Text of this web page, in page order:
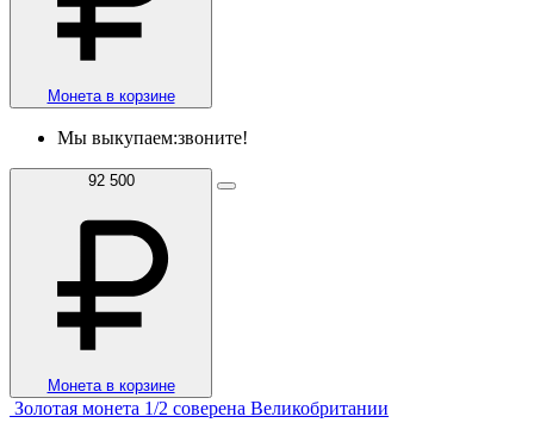
Монета в корзине
Мы выкупаем:звоните!
92 500
Монета в корзине
Золотая монета 1/2 соверена Великобритании